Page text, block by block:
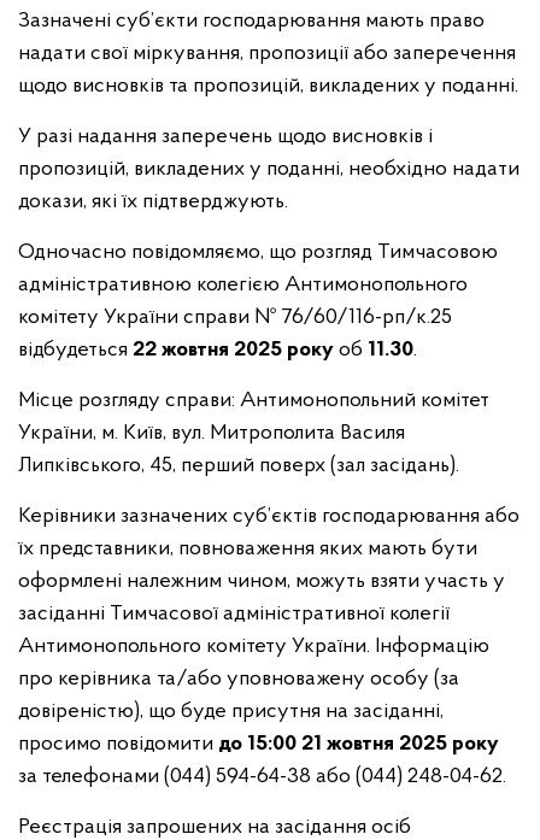
Зазначені суб’єкти господарювання мають право
надати свої міркування, пропозиції або заперечення
щодо висновків та пропозицій, викладених у поданні.
У разі надання заперечень щодо висновків і
пропозицій, викладених у поданні, необхідно надати
докази, які їх підтверджують.
Одночасно повідомляємо, що розгляд Тимчасовою
адміністративною колегією Антимонопольного
комітету України справи № 76/60/116-рп/к.25
відбудеться 22 жовтня 2025 року об 11.30.
Місце розгляду справи: Антимонопольний комітет
України, м. Київ, вул. Митрополита Василя
Липківського, 45, перший поверх (зал засідань).
Керівники зазначених суб’єктів господарювання або
їх представники, повноваження яких мають бути
оформлені належним чином, можуть взяти участь у
засіданні Тимчасової адміністративної колегії
Антимонопольного комітету України. Інформацію
про керівника та/або уповноважену особу (за
довіреністю), що буде присутня на засіданні,
просимо повідомити до 15:00 21 жовтня 2025 року
за телефонами (044) 594-64-38 або (044) 248-04-62.
Реєстрація запрошених на засідання осіб